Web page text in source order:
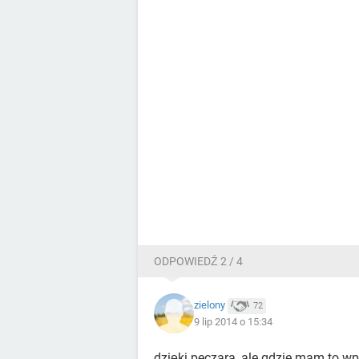
ODPOWIEDŹ 2 / 4
zielony 72
9 lip 2014 o 15:34